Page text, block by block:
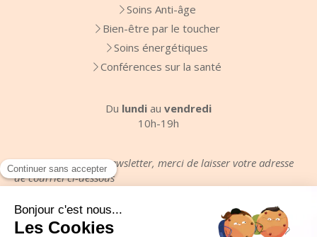
Soins Anti-âge
Bien-être par le toucher
Soins énergétiques
Conférences sur la santé
Du lundi au vendredi
10h-19h
Pour recevoir votre newsletter, merci de laisser votre adresse
de courriel ci-dessous
Votre email